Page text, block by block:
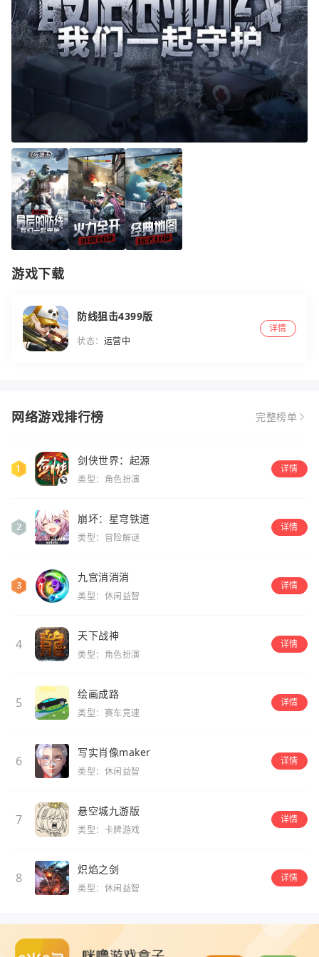
游戏下载
防线狙击4399版
状态： 运营中
详情
网络游戏排行榜 完整榜单
剑侠世界：起源
类型：角色扮演
详情
崩坏：星穹铁道
类型：冒险解谜
详情
九宫消消消
类型：休闲益智
详情
4
天下战神
类型：角色扮演
详情
5
绘画成路
类型：赛车竞速
详情
6
写实肖像maker
类型：休闲益智
详情
7
悬空城九游版
类型：卡牌游戏
详情
8
炽焰之剑
类型：休闲益智
详情